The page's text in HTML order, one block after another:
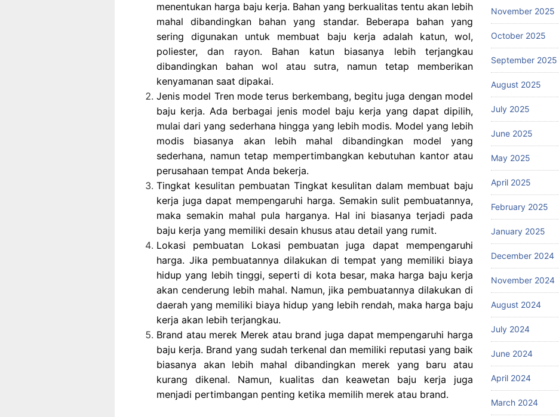
menentukan harga baju kerja. Bahan yang berkualitas tentu akan lebih
mahal dibandingkan bahan yang standar. Beberapa bahan yang
sering digunakan untuk membuat baju kerja adalah katun, wol,
poliester, dan rayon. Bahan katun biasanya lebih terjangkau
dibandingkan bahan wol atau sutra, namun tetap memberikan
kenyamanan saat dipakai.
Jenis model Tren mode terus berkembang, begitu juga dengan model
baju kerja. Ada berbagai jenis model baju kerja yang dapat dipilih,
mulai dari yang sederhana hingga yang lebih modis. Model yang lebih
modis biasanya akan lebih mahal dibandingkan model yang
sederhana, namun tetap mempertimbangkan kebutuhan kantor atau
perusahaan tempat Anda bekerja.
Tingkat kesulitan pembuatan Tingkat kesulitan dalam membuat baju
kerja juga dapat mempengaruhi harga. Semakin sulit pembuatannya,
maka semakin mahal pula harganya. Hal ini biasanya terjadi pada
baju kerja yang memiliki desain khusus atau detail yang rumit.
Lokasi pembuatan Lokasi pembuatan juga dapat mempengaruhi
harga. Jika pembuatannya dilakukan di tempat yang memiliki biaya
hidup yang lebih tinggi, seperti di kota besar, maka harga baju kerja
akan cenderung lebih mahal. Namun, jika pembuatannya dilakukan di
daerah yang memiliki biaya hidup yang lebih rendah, maka harga baju
kerja akan lebih terjangkau.
Brand atau merek Merek atau brand juga dapat mempengaruhi harga
baju kerja. Brand yang sudah terkenal dan memiliki reputasi yang baik
biasanya akan lebih mahal dibandingkan merek yang baru atau
kurang dikenal. Namun, kualitas dan keawetan baju kerja juga
menjadi pertimbangan penting ketika memilih merek atau brand.
November 2025
October 2025
September 2025
August 2025
July 2025
June 2025
May 2025
April 2025
February 2025
January 2025
December 2024
November 2024
August 2024
July 2024
June 2024
April 2024
March 2024